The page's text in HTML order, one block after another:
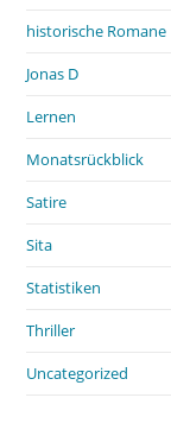
historische Romane
Jonas D
Lernen
Monatsrückblick
Satire
Sita
Statistiken
Thriller
Uncategorized